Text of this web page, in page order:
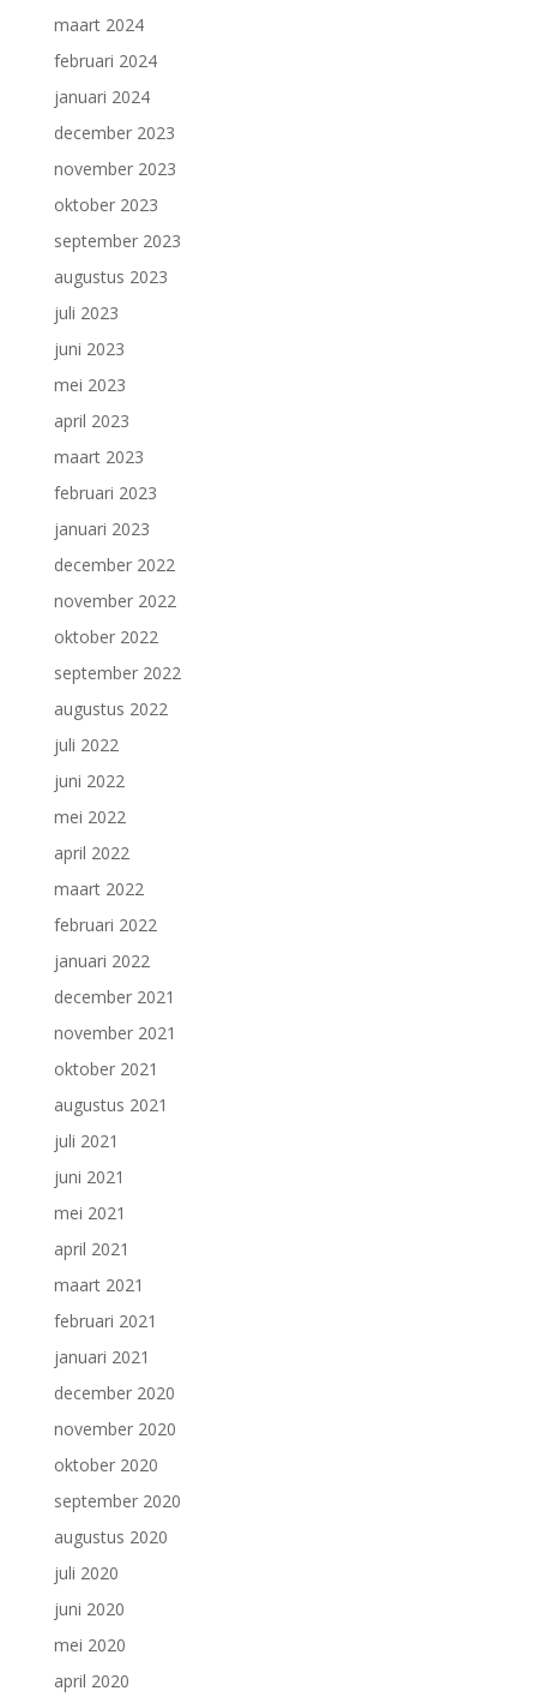
maart 2024
februari 2024
januari 2024
december 2023
november 2023
oktober 2023
september 2023
augustus 2023
juli 2023
juni 2023
mei 2023
april 2023
maart 2023
februari 2023
januari 2023
december 2022
november 2022
oktober 2022
september 2022
augustus 2022
juli 2022
juni 2022
mei 2022
april 2022
maart 2022
februari 2022
januari 2022
december 2021
november 2021
oktober 2021
augustus 2021
juli 2021
juni 2021
mei 2021
april 2021
maart 2021
februari 2021
januari 2021
december 2020
november 2020
oktober 2020
september 2020
augustus 2020
juli 2020
juni 2020
mei 2020
april 2020